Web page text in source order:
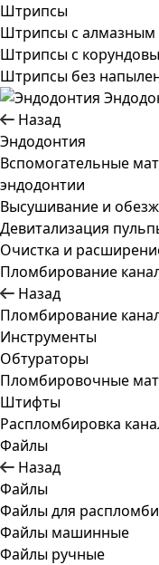
Штрипсы
Штрипсы c
Штрипсы c
Штрипсы без
Назад
Эндодонтия
Вспомогательные
эндодонтии
Высушивание и
Девитализация
Очистка и
Пломбирование
Назад
Пломбирование
Инструменты
Обтураторы
Пломбировочные
Штифты
Распломбировка
Файлы
Назад
Файлы
Файлы для
Файлы машинные
Файлы ручные